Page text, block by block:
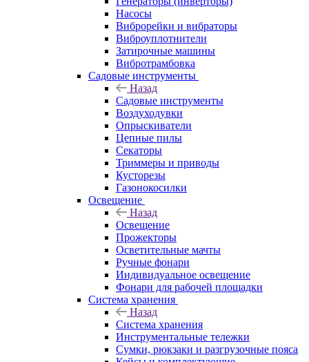
Насосы
Виброрейки и вибраторы
Виброуплотнители
Затирочные машины
Вибротрамбовка
Садовые инструменты
Назад
Садовые инструменты
Воздуходувки
Опрыскиватели
Цепные пилы
Секаторы
Триммеры и приводы
Кусторезы
Газонокосилки
Освещение
Назад
Освещение
Прожекторы
Осветительные мачты
Ручные фонари
Индивидуальное освещение
Фонари для рабочей площадки
Система хранения
Назад
Система хранения
Инструментальные тележки
Сумки, рюкзаки и разгрузочные пояса